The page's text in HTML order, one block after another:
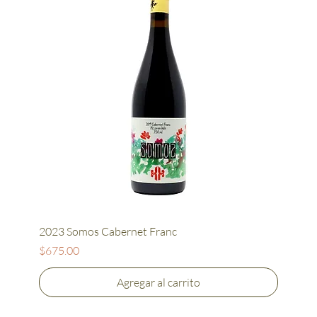
2023 Somos Cabernet Franc
Precio
$675.00
Agregar al carrito